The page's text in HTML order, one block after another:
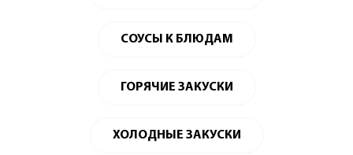
СОУСЫ К БЛЮДАМ
ГОРЯЧИЕ ЗАКУСКИ
ХОЛОДНЫЕ ЗАКУСКИ